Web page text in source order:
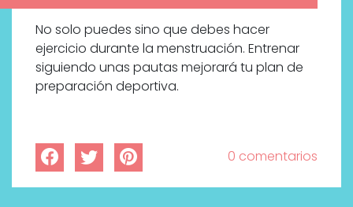
No solo puedes sino que debes hacer
ejercicio durante la menstruación. Entrenar
siguiendo unas pautas mejorará tu plan de
preparación deportiva.
0 comentarios